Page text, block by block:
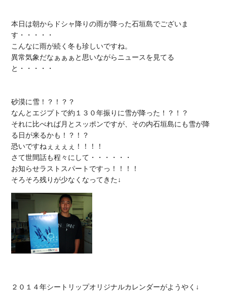
本日は朝からドシャ降りの雨が降った石垣島でございま
す・・・・・
こんなに雨が続く冬も珍しいですね。
異常気象だなぁぁぁと思いながらニュースを見てる
と・・・・・
砂漠に雪！？！？？
なんとエジプトで約１３０年振りに雪が降った！？！？
それに比べれば月とスッポンですが、その内石垣島にも雪が降
る日が来るかも！？！？
恐いですねぇぇぇぇ！！！！
さて世間話も程々にして・・・・・・
お知らせラストスパートですっ！！！！
２０１４年シートリップオリジナルカレンダーがようやく↓